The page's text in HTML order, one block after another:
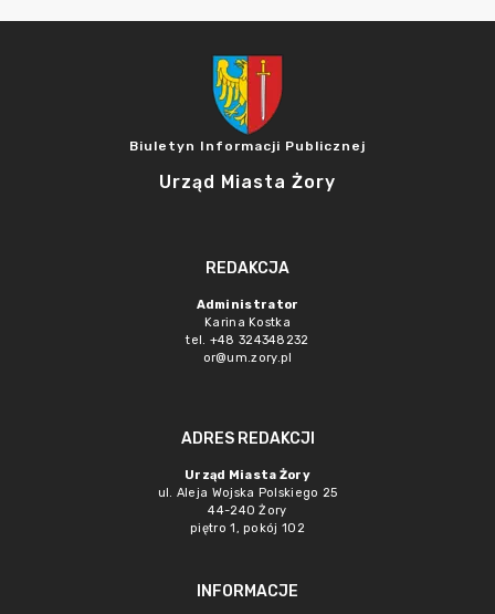
Biuletyn Informacji Publicznej
Urząd Miasta Żory
REDAKCJA
Administrator
Karina Kostka
tel. +48 324348232
or@um.zory.pl
ADRES REDAKCJI
Urząd Miasta Żory
ul. Aleja Wojska Polskiego 25
44-240 Żory
piętro 1, pokój 102
INFORMACJE